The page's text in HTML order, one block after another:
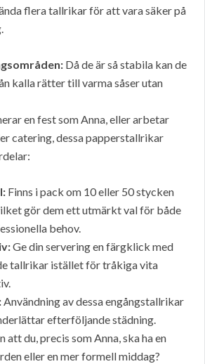
flera tallrikar för att vara säker på
Då de är så stabila kan de
kalla rätter till varma såser utan
en fest som Anna, eller arbetar
catering, dessa papperstallrikar
Finns i pack om 10 eller 50 stycken
gör dem ett utmärkt val för både
behov.
Ge din servering en färgklick med
tallrikar istället för tråkiga vita
Användning av dessa engångstallrikar
efterföljande städning.
att du, precis som Anna, ska ha en
eller en mer formell middag?